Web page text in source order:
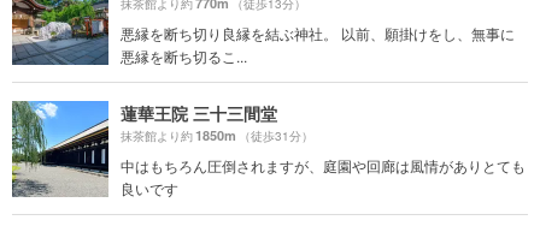
抹茶館より約 （徒歩13分）
悪縁を断ち切り良縁を結ぶ神社。 以前、願掛けをし、無事に
悪縁を断ち切るこ...
蓮華王院 三十三間堂
抹茶館より約1850m （徒歩31分）
中はもちろん圧倒されますが、庭園や回廊は風情がありとても
良いです